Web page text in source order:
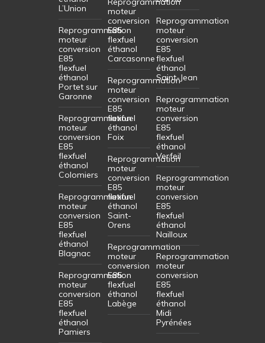
L’Union
Reprogrammation
moteur
conversion
E85
flexfuel
éthanol
Portet sur
Garonne
Reprogrammation
moteur
conversion
E85
flexfuel
éthanol
Colomiers
Reprogrammation
moteur
conversion
E85
flexfuel
éthanol
Blagnac
Reprogrammation
moteur
conversion
E85
flexfuel
éthanol
Pamiers
moteur
conversion
E85
flexfuel
éthanol
Carcasonne
Reprogrammation
moteur
conversion
E85
flexfuel
éthanol
Foix
Reprogrammation
moteur
conversion
E85
flexfuel
éthanol
Saint-
Orens
Reprogrammation
moteur
conversion
E85
flexfuel
éthanol
Labège
Reprogrammation
moteur
conversion
E85
flexfuel
éthanol
Saint-Jean
Reprogrammation
moteur
conversion
E85
flexfuel
éthanol
Verfeil
Reprogrammation
moteur
conversion
E85
flexfuel
éthanol
Nailloux
Reprogrammation
moteur
conversion
E85
flexfuel
éthanol
Midi
Pyrénées